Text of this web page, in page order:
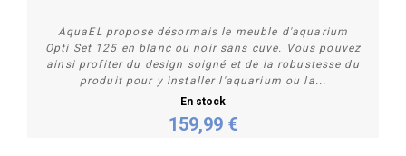
Personnaliser
AquaEL propose désormais le meuble d'aquarium
Opti Set 125 en blanc ou noir sans cuve. Vous pouvez
ainsi profiter du design soigné et de la robustesse du
produit pour y installer l'aquarium ou la...
En stock
159,99 €